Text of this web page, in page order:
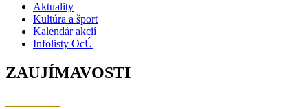
Aktuality
Kultúra a šport
Kalendár akcií
Infolisty OcÚ
ZAUJÍMAVOSTI